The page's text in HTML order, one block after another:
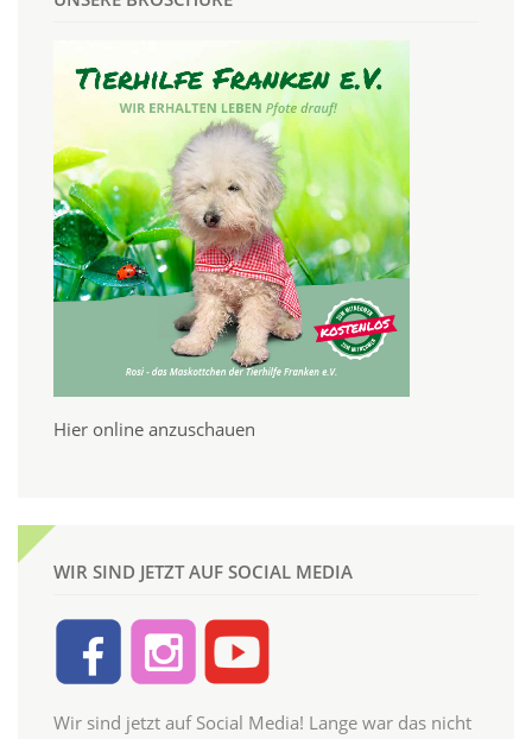
Hier online anzuschauen
WIR SIND JETZT AUF SOCIAL MEDIA
Wir sind jetzt auf Social Media! Lange war das nicht